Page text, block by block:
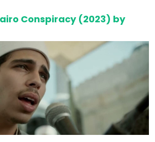
Conspiracy (2023) by